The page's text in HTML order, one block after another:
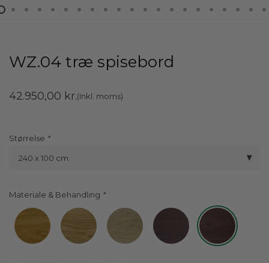
WZ.04 træ spisebord
42.950,00 kr.(Inkl. moms)
Størrelse
240 x 100 cm.
Materiale & Behandling